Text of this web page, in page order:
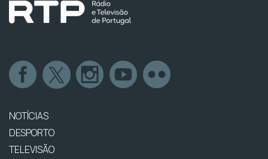
NOTÍCIAS
DESPORTO
TELEVISÃO